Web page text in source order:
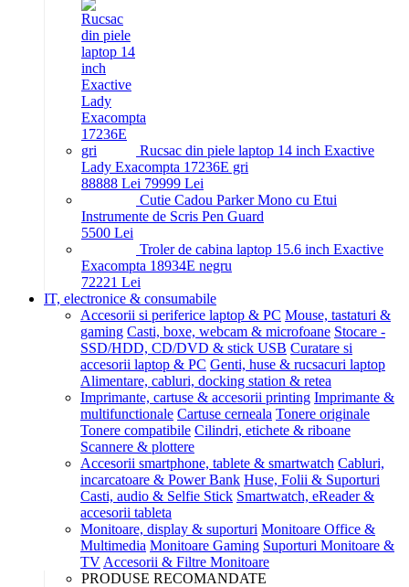
Rucsac din piele laptop 14 inch Exactive
Lady Exacompta 17236E gri
88888 Lei 79999 Lei
Cutie Cadou Parker Mono cu Etui
Instrumente de Scris Pen Guard
5500 Lei
Troler de cabina laptop 15.6 inch Exactive
Exacompta 18934E negru
72221 Lei
IT, electronice & consumabile
Accesorii si periferice laptop & PC Mouse, tastaturi &
gaming Casti, boxe, webcam & microfoane Stocare -
SSD/HDD, CD/DVD & stick USB Curatare si
accesorii laptop & PC Genti, huse & rucsacuri laptop
Alimentare, cabluri, docking station & retea
Imprimante, cartuse & accesorii printing Imprimante &
multifunctionale Cartuse cerneala Tonere originale
Tonere compatibile Cilindri, etichete & riboane
Scannere & plottere
Accesorii smartphone, tablete & smartwatch Cabluri,
incarcatoare & Power Bank Huse, Folii & Suporturi
Casti, audio & Selfie Stick Smartwatch, eReader &
accesorii tableta
Monitoare, display & suporturi Monitoare Office &
Multimedia Monitoare Gaming Suporturi Monitoare &
TV Accesorii & Filtre Monitoare
PRODUSE RECOMANDATE